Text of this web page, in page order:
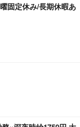
固定休み/長期休暇あ